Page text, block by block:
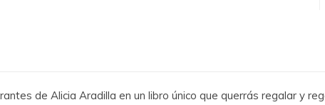
de Alicia Aradilla en un libro único que querrás regalar y